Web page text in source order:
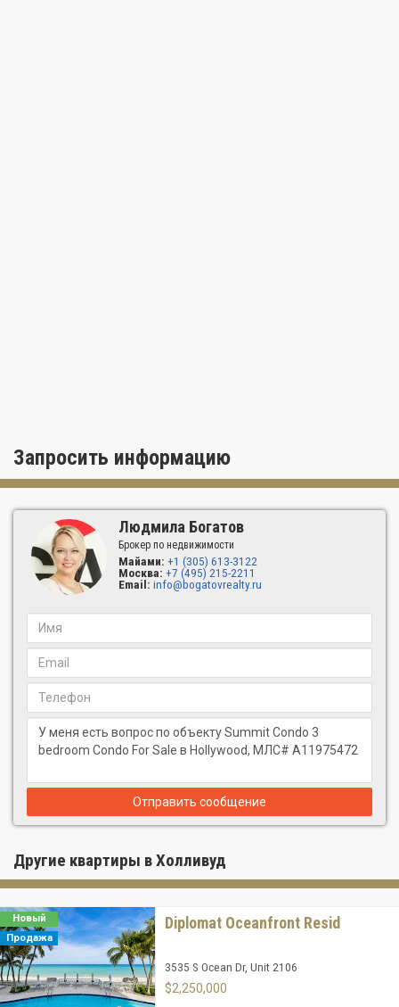
Запросить информацию
Людмила Богатов
Брокер по недвижимости
Майами: +1 (305) 613-3122
Москва: +7 (495) 215-2211
Email: info@bogatovrealty.ru
Отправить сообщение
Другие квартиры в Холливуд
Новый
Продажа
Diplomat Oceanfront Resid
3535 S Ocean Dr, Unit 2106
$2,250,000